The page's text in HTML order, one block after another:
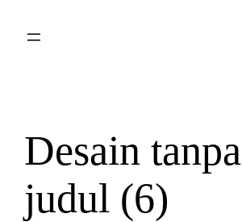
Desain tanpa
judul (6)